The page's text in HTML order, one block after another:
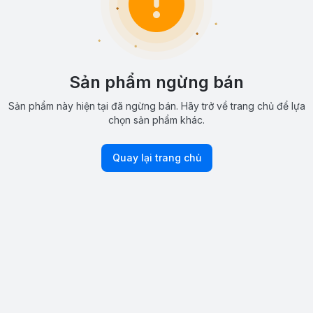
Sản phẩm ngừng bán
Sản phẩm này hiện tại đã ngừng bán. Hãy trở về trang chủ để lựa
chọn sản phẩm khác.
Quay lại trang chủ